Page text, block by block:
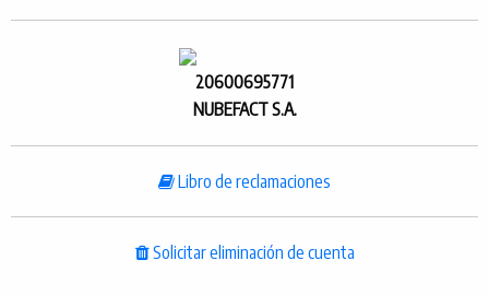
20600695771
NUBEFACT S.A.
Libro de reclamaciones
Solicitar eliminación de cuenta